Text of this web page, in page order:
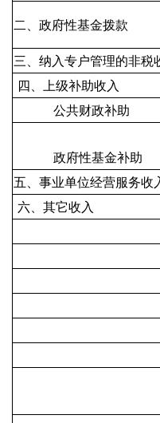
二、政府性基金拨款
三、纳入专户管理的非税
四、上级补助收入
公共财政补助
政府性基金补助
五、事业单位经营服务收
六、其它收入